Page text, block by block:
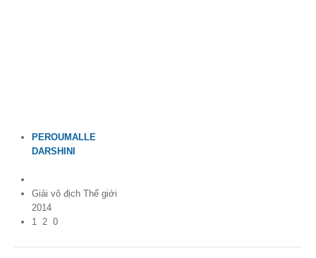
TÀI LIỆU
PEROUMALLE
DARSHINI
Giải vô địch Thế giới
2014
1 2 0